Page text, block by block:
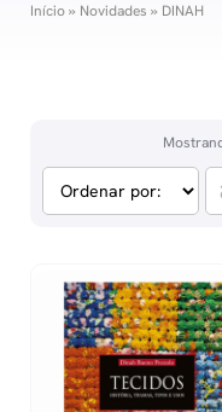
Início» Novidades » DINAH